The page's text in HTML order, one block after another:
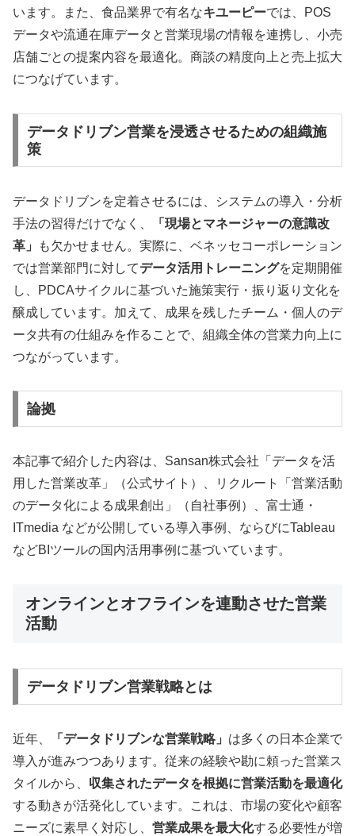
います。また、食品業界で有名なキユーピーでは、POS
データや流通在庫データと営業現場の情報を連携し、小売
店舗ごとの提案内容を最適化。商談の精度向上と売上拡大
につなげています。
データドリブン営業を浸透させるための組織施
策
データドリブンを定着させるには、システムの導入・分析
手法の習得だけでなく、
「現場とマネージャーの意識改
革」
も欠かせません。実際に、ベネッセコーポレーション
では営業部門に対してデータ活用トレーニングを定期開催
し、PDCAサイクルに基づいた施策実行・振り返り文化を
醸成しています。加えて、成果を残したチーム・個人のデ
ータ共有の仕組みを作ることで、組織全体の営業力向上に
つながっています。
論拠
本記事で紹介した内容は、Sansan株式会社「データを活
用した営業改革」（公式サイト）、リクルート「営業活動
のデータ化による成果創出」（自社事例）、富士通・
ITmedia などが公開している導入事例、ならびにTableau
などBIツールの国内活用事例に基づいています。
オンラインとオフラインを連動させた営業
活動
データドリブン営業戦略とは
近年、 「データドリブンな営業戦略」 は多くの日本企業で
導入が進みつつあります。従来の経験や勘に頼った営業ス
タイルから、 収集されたデータを根拠に営業活動を最適化
する動きが活発化しています。これは、市場の変化や顧客
ニーズに素早く対応し、 営業成果を最大化する必要性が増